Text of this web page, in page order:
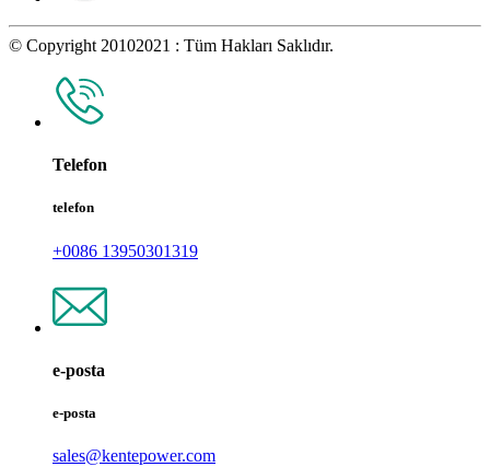
© Copyright 20102021 : Tüm Hakları Saklıdır.
Telefon
telefon
+0086 13950301319
e-posta
e-posta
sales@kentepower.com